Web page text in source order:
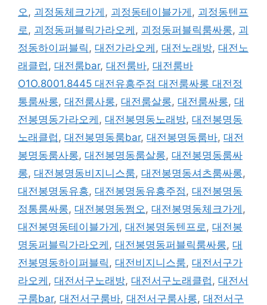
오, 괴정동체크가게 , 괴정동테이블가게 , 괴정동텐프
로, 괴정동퍼블릭가라오케 , 괴정동퍼블릭룸싸롱, 괴
정동하이퍼블릭, 대전가라오케 , 대전노래방, 대전노
래클럽, 대전룸bar, 대전룸바, 대전룸바
O1O.8001.8445 대전유흥주점 대전룸싸롱 대전정
통룸싸롱, 대전룸사롱, 대전룸살롱, 대전룸싸롱, 대
전봉명동가라오케 , 대전봉명동노래방, 대전봉명동
노래클럽, 대전봉명동룸bar, 대전봉명동룸바, 대전
봉명동룸사롱, 대전봉명동룸살롱, 대전봉명동룸싸
롱, 대전봉명동비지니스룸, 대전봉명동셔츠룸싸롱,
대전봉명동유흥, 대전봉명동유흥주점, 대전봉명동
정통룸싸롱, 대전봉명동쩜오, 대전봉명동체크가게 ,
대전봉명동테이블가게 , 대전봉명동텐프로, 대전봉
명동퍼블릭가라오케 , 대전봉명동퍼블릭룸싸롱, 대
전봉명동하이퍼블릭, 대전비지니스룸, 대전서구가
라오케 , 대전서구노래방, 대전서구노래클럽, 대전서
구룸bar, 대전서구룸바, 대전서구룸사롱, 대전서구